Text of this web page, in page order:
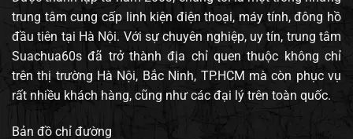
trung tâm cung cấp linh kiện điện thoại, máy tính, đông hồ
đầu tiên tại Hà Nội. Với sự chuyên nghiệp, uy tín, trung tâm
Suachua60s đã trở thành địa chỉ quen thuộc không chỉ
trên thị trường Hà Nội, Bắc Ninh, TP.HCM mà còn phục vụ
rất nhiều khách hàng, cũng như các đại lý trên toàn quốc.
Bản đồ chỉ đường